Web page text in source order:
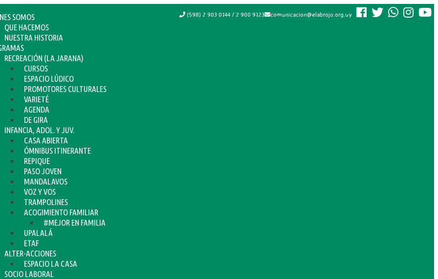
(598) 2 903 0144 / 2 900 9123 comunicacion@elabrojo.org.uy
SOMOS
QUE HACEMOS
NUESTRA HISTORIA
RECREACIÓN (LA JARANA)
CURSOS
ESPACIO LÚDICO
PROMOTORES CULTURALES
VARIETÉ
AGENDA
DE GIRA
INFANCIA, ADOL. Y JUV.
CASA ABIERTA
ÓMNIBUS ITINERANTE
REPIQUE
PASO JOVEN
MANDALAVOS
VOZ Y VOS
TRAMPOLINES
ACOGIMIENTO FAMILIAR
#MEJOR EN FAMILIA
UPALALÁ
ETAF
ALTER-ACCIONES
ESPACIO LA CASA
SOCIO LABORAL